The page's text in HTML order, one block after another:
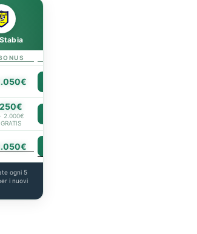
250€
2.000€
GRATIS
ogni 5
i nuovi